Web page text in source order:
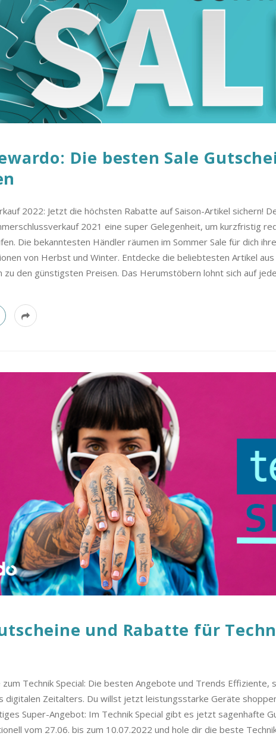
Die besten Sale
2022: Jetzt die höchsten Rabatte auf Saison-Artikel sichern!
2021 eine super Gelegenheit, um kurzfristig
Die bekanntesten Händler räumen im Sommer Sale für dich
von Herbst und Winter. Entdecke die beliebtesten Artikel
zu den günstigsten Preisen. Das Herumstöbern lohnt sich auf
und Rabatte für
Technik Special: Die besten Angebote und Trends Effiziente,
digitalen Zeitalters. Du willst jetzt leistungsstarke Geräte
Super-Angebot: Im Technik Special gibt es jetzt sagenhafte
vom 27.06. bis zum 10.07.2022 und hole dir die beste